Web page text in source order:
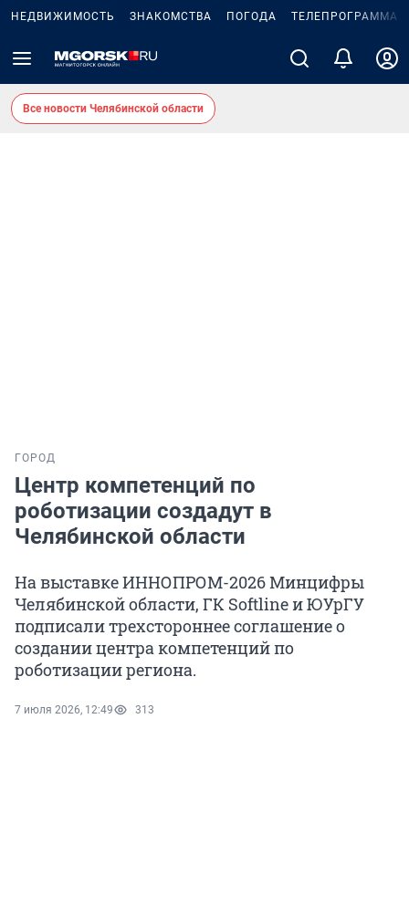
НЕДВИЖИМОСТЬ ЗНАКОМСТВА ПОГОДА ТЕЛЕПРОГРАММА
Все новости Челябинской области
ГОРОД
Центр компетенций по
роботизации создадут в
Челябинской области
На выставке ИННОПРОМ-2026 Минцифры
Челябинской области, ГК Softline и ЮУрГУ
подписали трехстороннее соглашение о
создании центра компетенций по
роботизации региона.
7 июля 2026, 12:49 313